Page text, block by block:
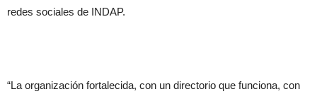
redes sociales de INDAP.
“La organización fortalecida, con un directorio que funciona, con